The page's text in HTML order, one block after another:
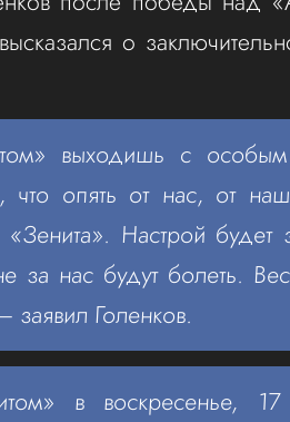
о
выходишь с
опять от нас, от
«Зенита». Настрой будет
за нас будут болеть.
заявил Голенков.
в воскресенье,